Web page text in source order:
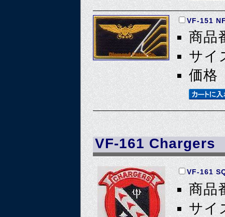
VF-151
商品
サイ
価格
VF-161 Chargers
VF-161
商品
サイ